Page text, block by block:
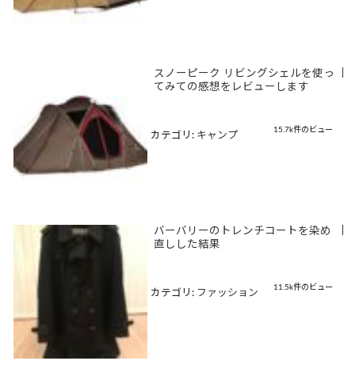
スノーピーク リビングシェルを使っ
てみての感想をレビューします
15.7k件のビュー
カテゴリ: キャンプ
バーバリーのトレンチコートを染め
直しした結果
11.5k件のビュー
カテゴリ: ファッション